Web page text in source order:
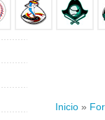
Inicio »